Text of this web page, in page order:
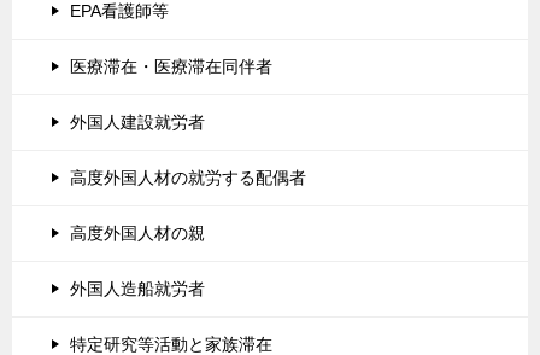
EPA看護師等
医療滞在・医療滞在同伴者
外国人建設就労者
高度外国人材の就労する配偶者
高度外国人材の親
外国人造船就労者
特定研究等活動と家族滞在